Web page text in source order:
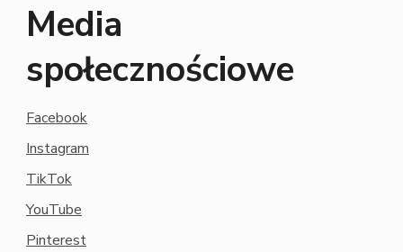
Media
społecznościowe
Facebook
Instagram
TikTok
YouTube
Pinterest